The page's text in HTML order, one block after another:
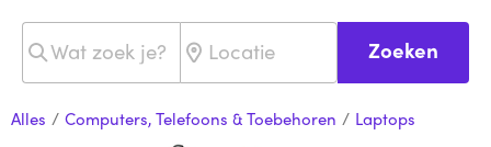
Zoeken
Alles / Computers, Telefoons & Toebehoren / Laptops